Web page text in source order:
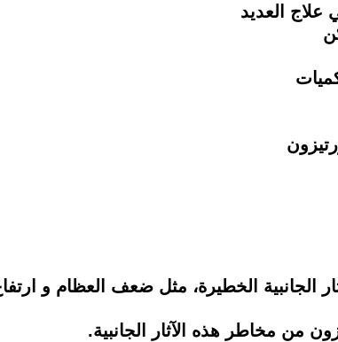
علاج العديد
الجانبية الخطيرة، مثل ضعف العظام و
من مخاطر هذه الآثار الجانبية.